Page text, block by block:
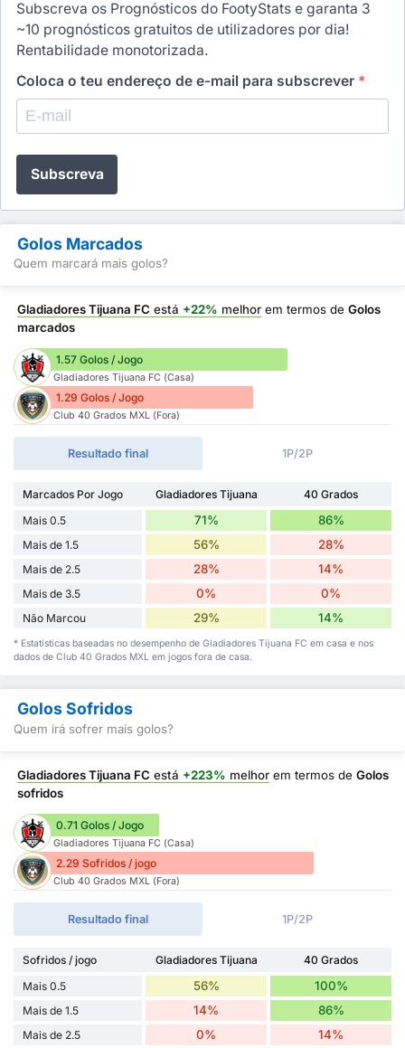
Subscreva os Prognósticos do FootyStats e garanta 3
~10 prognósticos gratuitos de utilizadores por dia!
Rentabilidade monotorizada.
Coloca o teu endereço de e-mail para subscrever *
Subscreva
Golos Marcados
Quem marcará mais golos?
Gladiadores Tijuana FC está +22% melhor em termos de Golos
marcados
1.57 Golos / Jogo
Gladiadores Tijuana FC (Casa)
1.29 Golos / Jogo
Club 40 Grados MXL (Fora)
Resultado final 1P/2P
Marcados Por Jogo Gladiadores Tijuana
40 Grados
Mais 0.5
71% 86%
Mais de 1.5 56% 28%
Mais de 2.5 28% 14%
Mais de 3.5 0% 0%
Não Marcou 29% 14%
* Estatísticas baseadas no desempenho de Gladiadores Tijuana FC em casa e nos
dados de Club 40 Grados MXL em jogos fora de casa.
Golos Sofridos
Quem irá sofrer mais golos?
Gladiadores Tijuana FC está +223% melhor em termos de Golos
sofridos
0.71 Golos / Jogo
Gladiadores Tijuana FC (Casa)
2.29 Sofridos / jogo
Club 40 Grados MXL (Fora)
Resultado final 1P/2P
Sofridos / jogo Gladiadores Tijuana
40 Grados
Mais 0.5
56% 100%
Mais de 1.5 14% 86%
Mais de 2.5 0% 14%